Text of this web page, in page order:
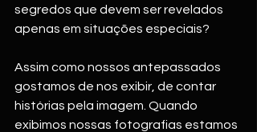
segredos que devem ser revelados
apenas em situações especiais?
Assim como nossos antepassados
gostamos de nos exibir, de contar
histórias pela imagem. Quando
exibimos nossas fotografias estamos